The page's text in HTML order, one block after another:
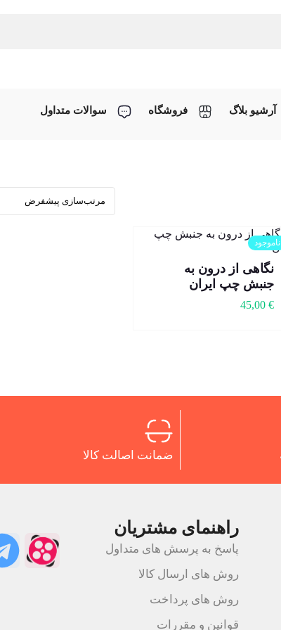
آرشیو بلاگ فروشگاه سوالات متداول
ناموجود
نگاهی از درون به
جنبش چپ ایران
45,00 €
ضمانت اصالت کالا
راهنمای مشتریان
پاسخ به پرسش های متداول
روش های ارسال کالا
روش های پرداخت
قوانین و مقررات